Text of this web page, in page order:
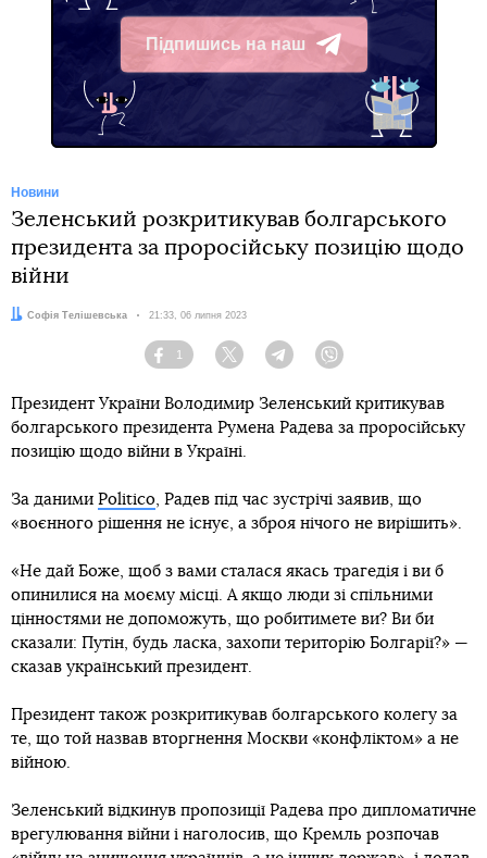
Підпишись на наш
Telegram
Новини
Зеленський розкритикував болгарського
президента за проросійську позицію щодо
війни
Автор:
Софія Телішевська Дата:
21:33, 06 липня 2023
Facebook
1
Twitter TelegramViber
Президент України Володимир Зеленський критикував
болгарського президента Румена Радева за проросійську
позицію щодо війни в Україні.
За даними Politico, Радев під час зустрічі заявив, що
«воєнного рішення не існує, а зброя нічого не вирішить».
«Не дай Боже, щоб з вами сталася якась трагедія і ви б
опинилися на моєму місці. А якщо люди зі спільними
цінностями не допоможуть, що робитимете ви? Ви би
сказали: Путін, будь ласка, захопи територію Болгарії?» —
сказав український президент.
Президент також розкритикував болгарського колегу за
те, що той назвав вторгнення Москви «конфліктом» а не
війною.
Зеленський відкинув пропозиції Радева про дипломатичне
врегулювання війни і наголосив, що Кремль розпочав